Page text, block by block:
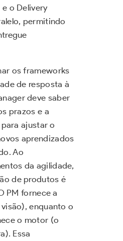
o Delivery
permitindo
os frameworks
de resposta à
deve saber
prazos e a
ajustar o
aprendizados
Ao
da agilidade,
de produtos é
PM fornece a
enquanto o
o motor (o
Essa